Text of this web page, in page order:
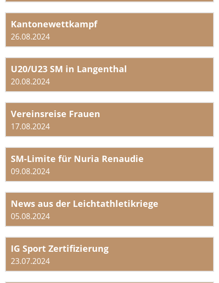
Kantonewettkampf
26.08.2024
U20/U23 SM in Langenthal
20.08.2024
Vereinsreise Frauen
17.08.2024
SM-Limite für Nuria Renaudie
09.08.2024
News aus der Leichtathletikriege
05.08.2024
IG Sport Zertifizierung
23.07.2024